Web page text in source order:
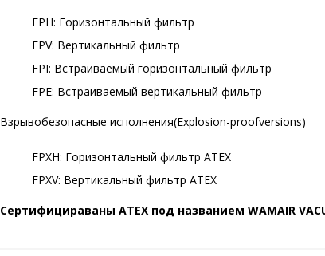
FPH: Горизонтальный фильтр
FPV: Вертикальный фильтр
FPI: Встраиваемый горизонтальный фильтр
FPE: Встраиваемый вертикальный фильтр
Взрывобезопасные исполнения(Explosion-proofversions)
FPXH: Горизонтальный фильтр ATEX
FPXV: Вертикальный фильтр ATEX
Сертифицираваны АТЕХ под названием WAMAIR